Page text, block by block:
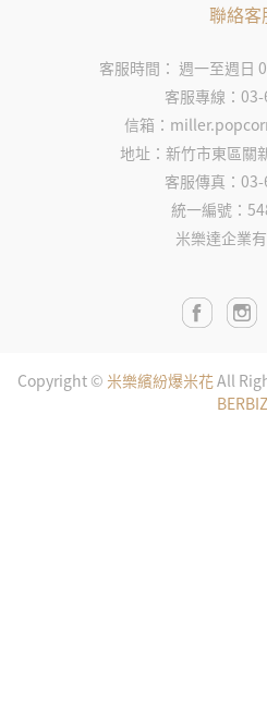
聯絡客
客服時間： 週一至週日
客服專線：
信箱：
地址：新竹市東區關
客服傳真：
統一編號：
米樂達企業
Copyright © 米樂繽紛爆米花All
BERBIZ